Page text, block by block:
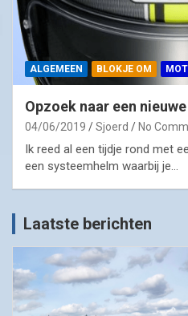
ALGEMEEN BLOKJE OM
Opzoek naar een
04/06/2019 Sjoerd No
Ik reed al een tijdje rond met
een systeemhelm waarbij je…
Laatste berichten